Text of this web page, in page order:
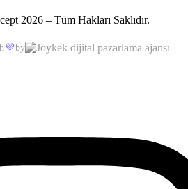
2026 – Tüm Hakları Saklıdır.
💜by